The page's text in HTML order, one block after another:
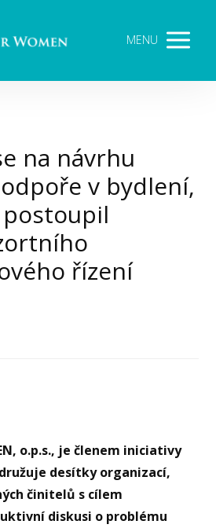
MENU
na návrhu
v bydlení,
řízení
o.p.s., je členem iniciativy
desítky organizací,
činitelů s cílem
diskusi o problému